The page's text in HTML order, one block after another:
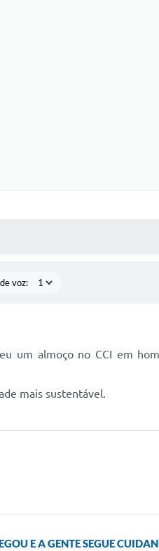
voz:
um almoço no CCI em
mais sustentável.
E A GENTE SEGUE